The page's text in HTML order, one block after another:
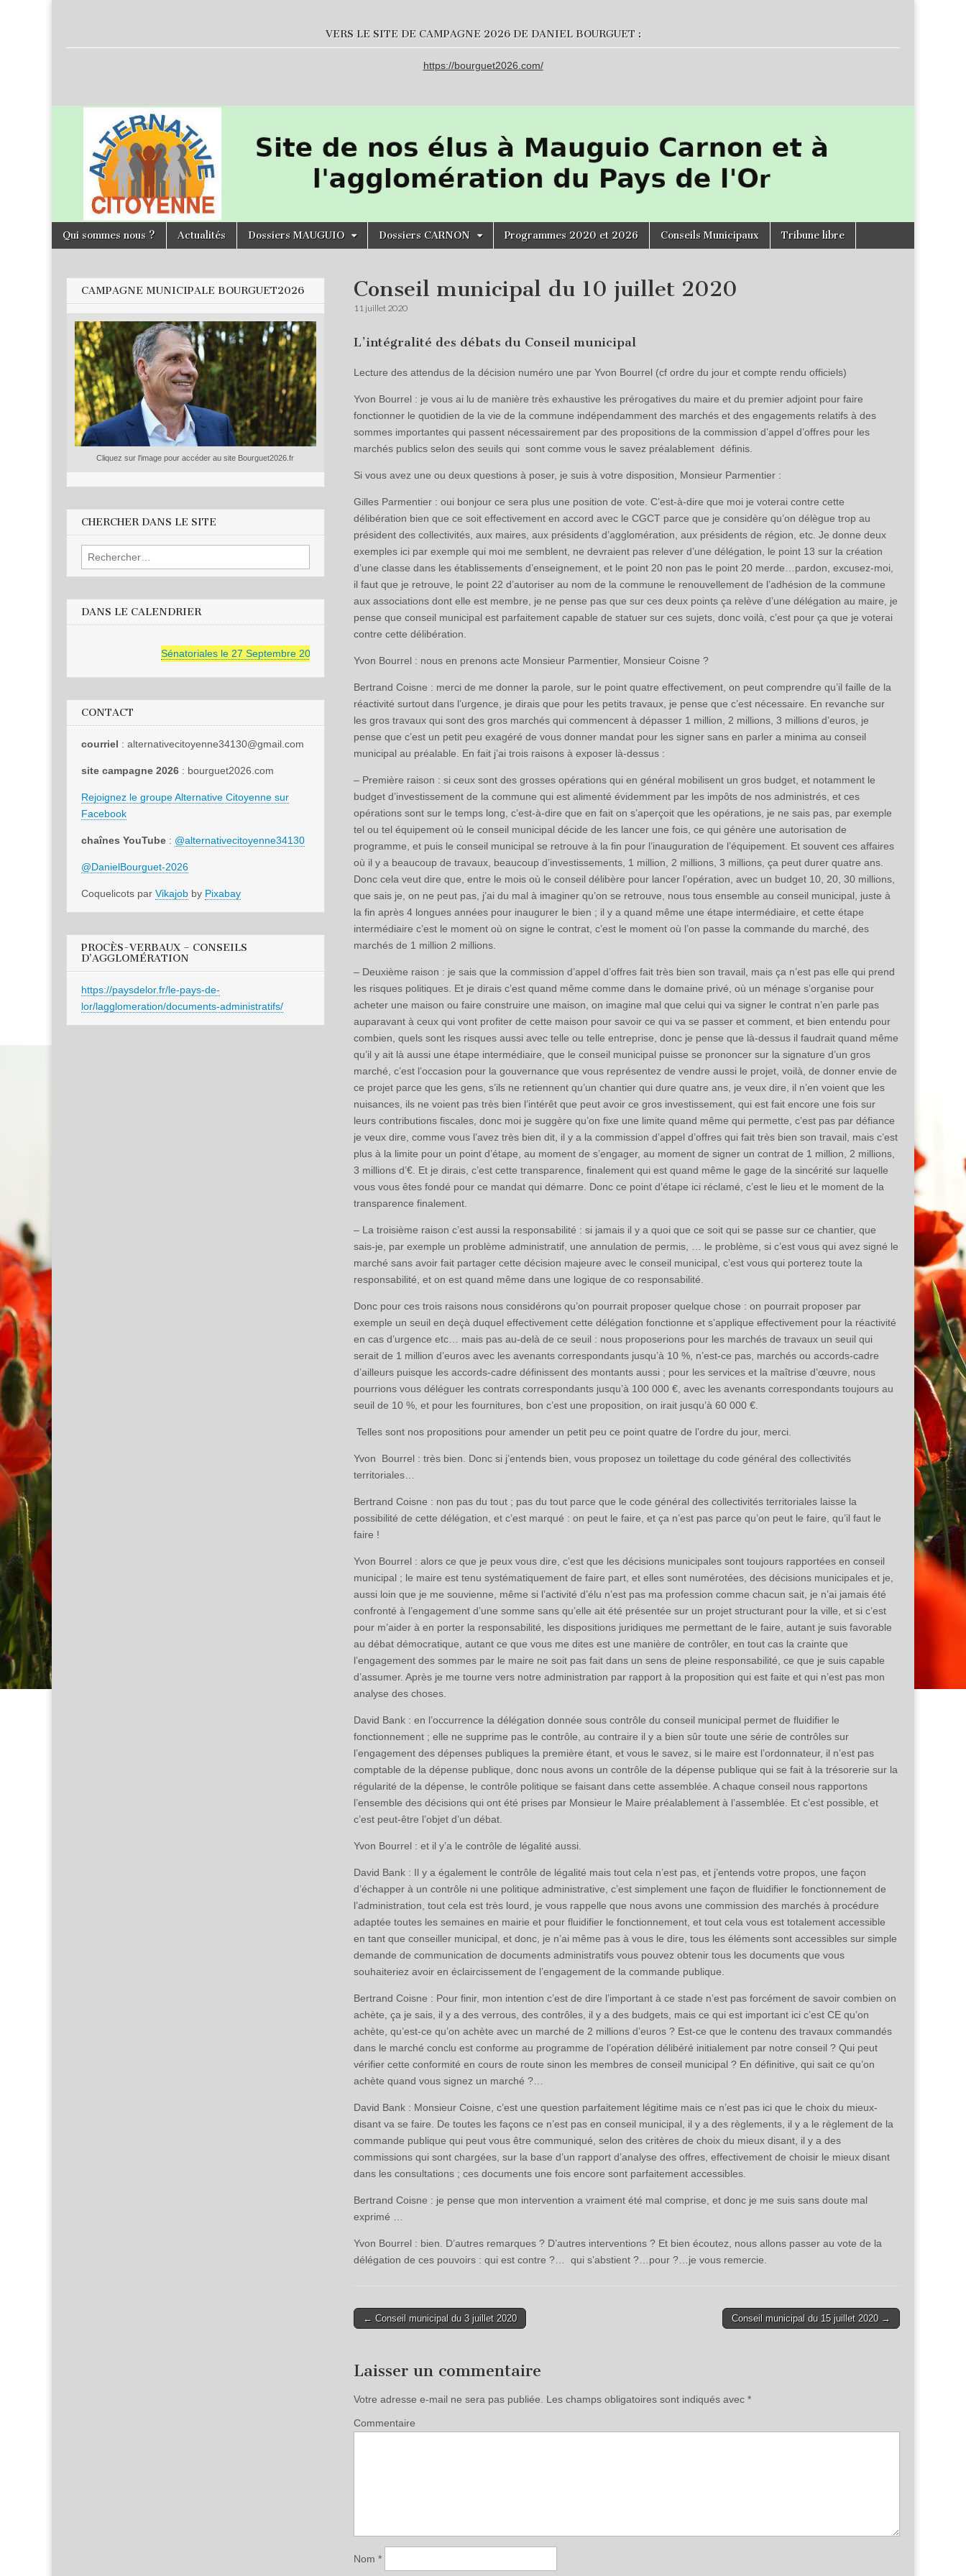
L'Alternative VERS LE SITE DE CAMPAGNE 2026 DE DANIEL BOURGUET :
https://bourguet2026.com/
Main menu
Skip to content
Qui sommes nous ? Actualités Dossiers MAUGUIO Dossiers CARNON Programmes 2020 et 2026 Conseils Municipaux Tribune libre
Conseil municipal du 10 juillet 2020
11 juillet 2020
L’intégralité des débats du Conseil municipal
Lecture des attendus de la décision numéro une par Yvon Bourrel (cf ordre du jour et compte rendu officiels)
Yvon Bourrel : je vous ai lu de manière très exhaustive les prérogatives du maire et du premier adjoint pour faire
fonctionner le quotidien de la vie de la commune indépendamment des marchés et des engagements relatifs à des
sommes importantes qui passent nécessairement par des propositions de la commission d’appel d’offres pour les
marchés publics selon des seuils qui sont comme vous le savez préalablement définis.
Si vous avez une ou deux questions à poser, je suis à votre disposition, Monsieur Parmentier :
Gilles Parmentier : oui bonjour ce sera plus une position de vote. C’est-à-dire que moi je voterai contre cette
délibération bien que ce soit effectivement en accord avec le CGCT parce que je considère qu’on délègue trop au
président des collectivités, aux maires, aux présidents d’agglomération, aux présidents de région, etc. Je donne deux
exemples ici par exemple qui moi me semblent, ne devraient pas relever d’une délégation, le point 13 sur la création
d’une classe dans les établissements d’enseignement, et le point 20 non pas le point 20 merde…pardon, excusez-moi,
il faut que je retrouve, le point 22 d’autoriser au nom de la commune le renouvellement de l’adhésion de la commune
aux associations dont elle est membre, je ne pense pas que sur ces deux points ça relève d’une délégation au maire, je
pense que conseil municipal est parfaitement capable de statuer sur ces sujets, donc voilà, c’est pour ça que je voterai
contre cette délibération.
Yvon Bourrel : nous en prenons acte Monsieur Parmentier, Monsieur Coisne ?
Bertrand Coisne : merci de me donner la parole, sur le point quatre effectivement, on peut comprendre qu’il faille de la
réactivité surtout dans l’urgence, je dirais que pour les petits travaux, je pense que c’est nécessaire. En revanche sur
les gros travaux qui sont des gros marchés qui commencent à dépasser 1 million, 2 millions, 3 millions d’euros, je
pense que c’est un petit peu exagéré de vous donner mandat pour les signer sans en parler a minima au conseil
municipal au préalable. En fait j’ai trois raisons à exposer là-dessus :
– Première raison : si ceux sont des grosses opérations qui en général mobilisent un gros budget, et notamment le
budget d’investissement de la commune qui est alimenté évidemment par les impôts de nos administrés, et ces
opérations sont sur le temps long, c’est-à-dire que en fait on s’aperçoit que les opérations, je ne sais pas, par exemple
tel ou tel équipement où le conseil municipal décide de les lancer une fois, ce qui génère une autorisation de
programme, et puis le conseil municipal se retrouve à la fin pour l’inauguration de l’équipement. Et souvent ces affaires
où il y a beaucoup de travaux, beaucoup d’investissements, 1 million, 2 millions, 3 millions, ça peut durer quatre ans.
Donc cela veut dire que, entre le mois où le conseil délibère pour lancer l’opération, avec un budget 10, 20, 30 millions,
que sais je, on ne peut pas, j’ai du mal à imaginer qu’on se retrouve, nous tous ensemble au conseil municipal, juste à
la fin après 4 longues années pour inaugurer le bien ; il y a quand même une étape intermédiaire, et cette étape
intermédiaire c’est le moment où on signe le contrat, c’est le moment où l’on passe la commande du marché, des
marchés de 1 million 2 millions.
– Deuxième raison : je sais que la commission d’appel d’offres fait très bien son travail, mais ça n’est pas elle qui prend
les risques politiques. Et je dirais c’est quand même comme dans le domaine privé, où un ménage s’organise pour
acheter une maison ou faire construire une maison, on imagine mal que celui qui va signer le contrat n’en parle pas
auparavant à ceux qui vont profiter de cette maison pour savoir ce qui va se passer et comment, et bien entendu pour
combien, quels sont les risques aussi avec telle ou telle entreprise, donc je pense que là-dessus il faudrait quand même
qu’il y ait là aussi une étape intermédiaire, que le conseil municipal puisse se prononcer sur la signature d’un gros
marché, c’est l’occasion pour la gouvernance que vous représentez de vendre aussi le projet, voilà, de donner envie de
ce projet parce que les gens, s’ils ne retiennent qu’un chantier qui dure quatre ans, je veux dire, il n’en voient que les
nuisances, ils ne voient pas très bien l’intérêt que peut avoir ce gros investissement, qui est fait encore une fois sur
leurs contributions fiscales, donc moi je suggère qu’on fixe une limite quand même qui permette, c’est pas par défiance
je veux dire, comme vous l’avez très bien dit, il y a la commission d’appel d’offres qui fait très bien son travail, mais c’est
plus à la limite pour un point d’étape, au moment de s’engager, au moment de signer un contrat de 1 million, 2 millions,
3 millions d’€. Et je dirais, c’est cette transparence, finalement qui est quand même le gage de la sincérité sur laquelle
vous vous êtes fondé pour ce mandat qui démarre. Donc ce point d’étape ici réclamé, c’est le lieu et le moment de la
transparence finalement.
– La troisième raison c’est aussi la responsabilité : si jamais il y a quoi que ce soit qui se passe sur ce chantier, que
sais-je, par exemple un problème administratif, une annulation de permis, … le problème, si c’est vous qui avez signé le
marché sans avoir fait partager cette décision majeure avec le conseil municipal, c’est vous qui porterez toute la
responsabilité, et on est quand même dans une logique de co responsabilité.
Donc pour ces trois raisons nous considérons qu’on pourrait proposer quelque chose : on pourrait proposer par
exemple un seuil en deçà duquel effectivement cette délégation fonctionne et s’applique effectivement pour la réactivité
en cas d’urgence etc… mais pas au-delà de ce seuil : nous proposerions pour les marchés de travaux un seuil qui
serait de 1 million d’euros avec les avenants correspondants jusqu’à 10 %, n’est-ce pas, marchés ou accords-cadre
d’ailleurs puisque les accords-cadre définissent des montants aussi ; pour les services et la maîtrise d’œuvre, nous
pourrions vous déléguer les contrats correspondants jusqu’à 100 000 €, avec les avenants correspondants toujours au
seuil de 10 %, et pour les fournitures, bon c’est une proposition, on irait jusqu’à 60 000 €.
Telles sont nos propositions pour amender un petit peu ce point quatre de l’ordre du jour, merci.
Yvon Bourrel : très bien. Donc si j’entends bien, vous proposez un toilettage du code général des collectivités
territoriales…
Bertrand Coisne : non pas du tout ; pas du tout parce que le code général des collectivités territoriales laisse la
possibilité de cette délégation, et c’est marqué : on peut le faire, et ça n’est pas parce qu’on peut le faire, qu’il faut le
faire !
Yvon Bourrel : alors ce que je peux vous dire, c’est que les décisions municipales sont toujours rapportées en conseil
municipal ; le maire est tenu systématiquement de faire part, et elles sont numérotées, des décisions municipales et je,
aussi loin que je me souvienne, même si l’activité d’élu n’est pas ma profession comme chacun sait, je n’ai jamais été
confronté à l’engagement d’une somme sans qu’elle ait été présentée sur un projet structurant pour la ville, et si c’est
pour m’aider à en porter la responsabilité, les dispositions juridiques me permettant de le faire, autant je suis favorable
au débat démocratique, autant ce que vous me dites est une manière de contrôler, en tout cas la crainte que
l’engagement des sommes par le maire ne soit pas fait dans un sens de pleine responsabilité, ce que je suis capable
d’assumer. Après je me tourne vers notre administration par rapport à la proposition qui est faite et qui n’est pas mon
analyse des choses.
David Bank : en l’occurrence la délégation donnée sous contrôle du conseil municipal permet de fluidifier le
fonctionnement ; elle ne supprime pas le contrôle, au contraire il y a bien sûr toute une série de contrôles sur
l’engagement des dépenses publiques la première étant, et vous le savez, si le maire est l’ordonnateur, il n’est pas
comptable de la dépense publique, donc nous avons un contrôle de la dépense publique qui se fait à la trésorerie sur la
régularité de la dépense, le contrôle politique se faisant dans cette assemblée. A chaque conseil nous rapportons
l’ensemble des décisions qui ont été prises par Monsieur le Maire préalablement à l’assemblée. Et c’est possible, et
c’est peut-être l’objet d’un débat.
Yvon Bourrel : et il y’a le contrôle de légalité aussi.
David Bank : Il y a également le contrôle de légalité mais tout cela n’est pas, et j’entends votre propos, une façon
d’échapper à un contrôle ni une politique administrative, c’est simplement une façon de fluidifier le fonctionnement de
l’administration, tout cela est très lourd, je vous rappelle que nous avons une commission des marchés à procédure
adaptée toutes les semaines en mairie et pour fluidifier le fonctionnement, et tout cela vous est totalement accessible
en tant que conseiller municipal, et donc, je n’ai même pas à vous le dire, tous les éléments sont accessibles sur simple
demande de communication de documents administratifs vous pouvez obtenir tous les documents que vous
souhaiteriez avoir en éclaircissement de l’engagement de la commande publique.
Bertrand Coisne : Pour finir, mon intention c’est de dire l’important à ce stade n’est pas forcément de savoir combien on
achète, ça je sais, il y a des verrous, des contrôles, il y a des budgets, mais ce qui est important ici c’est CE qu’on
achète, qu’est-ce qu’on achète avec un marché de 2 millions d’euros ? Est-ce que le contenu des travaux commandés
dans le marché conclu est conforme au programme de l’opération délibéré initialement par notre conseil ? Qui peut
vérifier cette conformité en cours de route sinon les membres de conseil municipal ? En définitive, qui sait ce qu’on
achète quand vous signez un marché ?…
David Bank : Monsieur Coisne, c’est une question parfaitement légitime mais ce n’est pas ici que le choix du mieux-
disant va se faire. De toutes les façons ce n’est pas en conseil municipal, il y a des règlements, il y a le règlement de la
commande publique qui peut vous être communiqué, selon des critères de choix du mieux disant, il y a des
commissions qui sont chargées, sur la base d’un rapport d’analyse des offres, effectivement de choisir le mieux disant
dans les consultations ; ces documents une fois encore sont parfaitement accessibles.
Bertrand Coisne : je pense que mon intervention a vraiment été mal comprise, et donc je me suis sans doute mal
exprimé …
Yvon Bourrel : bien. D’autres remarques ? D’autres interventions ? Et bien écoutez, nous allons passer au vote de la
délégation de ces pouvoirs : qui est contre ?… qui s’abstient ?…pour ?…je vous remercie.
Post navigation
← Conseil municipal du 3 juillet 2020 Conseil municipal du 15 juillet 2020 →
Laisser un commentaire
Votre adresse e-mail ne sera pas publiée. Les champs obligatoires sont indiqués avec*
Commentaire
Nom*
CAMPAGNE MUNICIPALE BOURGUET2026
Cliquez sur l'image pour accéder au site Bourguet2026.fr
CHERCHER DANS LE SITE
Rechercher :
DANS LE CALENDRIER
Sénatoriales le 27 Septembre 2026
CONTACT
courriel : alternativecitoyenne34130@gmail.com
site campagne 2026 : bourguet2026.com
Rejoignez le groupe Alternative Citoyenne sur
Facebook
chaînes YouTube : @alternativecitoyenne34130
@DanielBourguet-2026
Coquelicots par Vikajob by Pixabay
PROCÈS-VERBAUX – CONSEILS
D’AGGLOMÉRATION
https://paysdelor.fr/le-pays-de-
lor/lagglomeration/documents-administratifs/